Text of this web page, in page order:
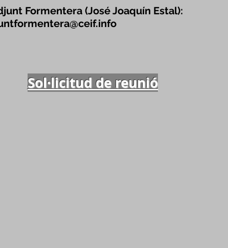
Formentera (José Joaquín Estal):
Sol·licitud de reunió